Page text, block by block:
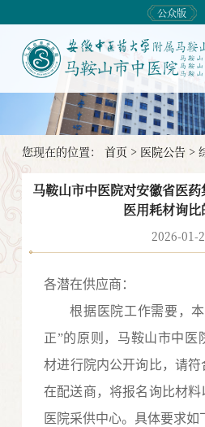
公众版
您现在的位置： 首页 > 医院公告>
马鞍山市中医院对安徽省医
医用耗材询
2026-01-
各潜在供应商：
根据医院工作需要，
正”的原则，马鞍山市中医
材进行院内公开询比，请
在配送商，将报名询比材
医院采供中心。具体要求如